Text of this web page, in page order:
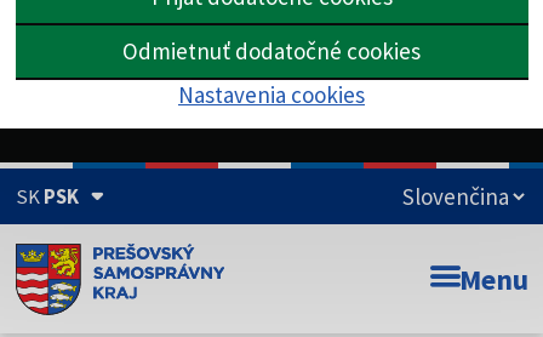
Odmietnuť dodatočné cookies
Nastavenia cookies
SKPSK
Doména psk.sk je oficiálna
Toto je oficiálna webová stránka Prešovského
Menu